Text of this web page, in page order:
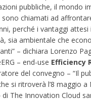
pubbliche, il mondo
sono chiamati ad
perché i vantaggi attesi
sia ambientale che
– dichiara Lorenzo
– end-use Efficiency
del convegno – “Il
si ritroverà l’8 maggio a
di The Innovation Cloud